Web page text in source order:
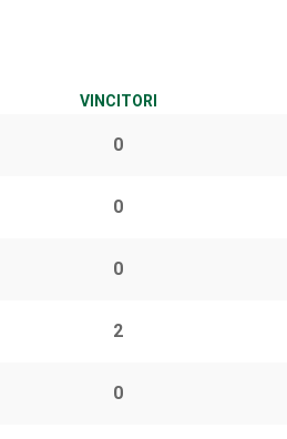
VINCITORI
0
0
0
2
0